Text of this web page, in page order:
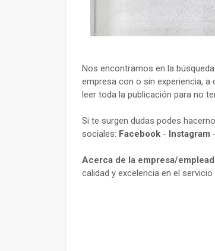
Nos encontramos en la
empresa con o sin experiencia,
leer toda la publicación para no
Si te surgen dudas podes
sociales: Facebook - Instagram -
Acerca de la empresa/
calidad y excelencia en el servicio